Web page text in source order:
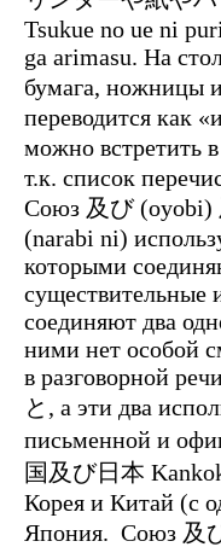
Tsukue no ue ni
ga arimasu. На
бумага, ножницы
переводится как
можно встретить
т.к. список
Союз 及び (oyobi)
(narabi ni)
которыми
существительные
соединяют два
ними нет особой
в разговорной
と, а эти два
письменной и
国及び日本
Корея и Китай (с
Япония. Союз 及